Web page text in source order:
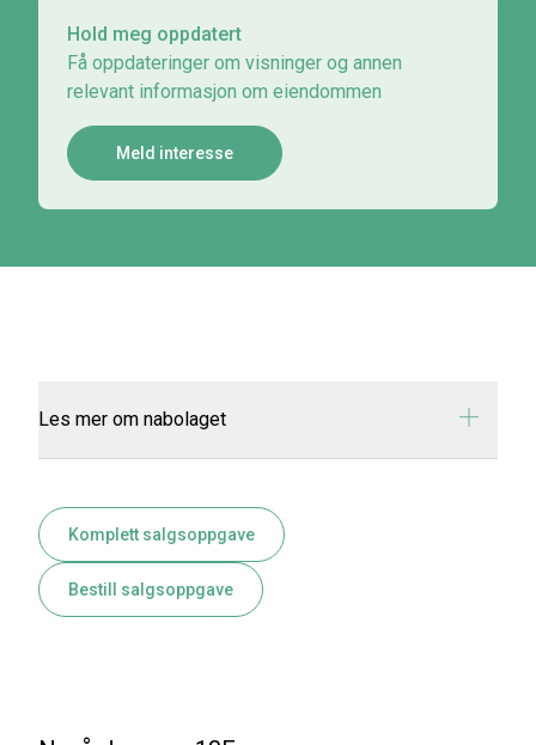
Hold meg oppdatert
Få oppdateringer om visninger og annen
relevant informasjon om eiendommen
Meld interesse
Les mer om nabolaget
Komplett salgsoppgave
Bestill salgsoppgave